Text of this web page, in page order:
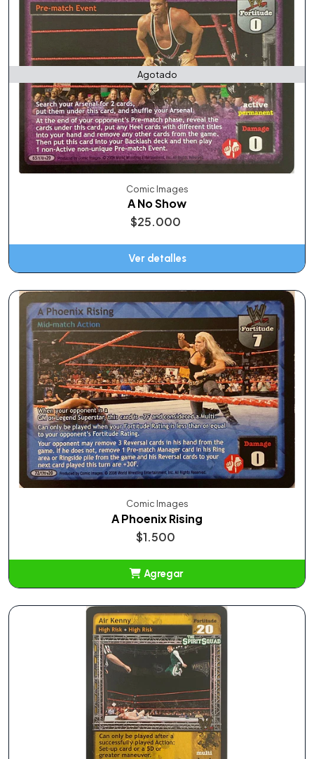
Agotado
Comic Images
A No Show
$25.000
Ver detalles
Comic Images
A Phoenix Rising
$1.500
Agregar